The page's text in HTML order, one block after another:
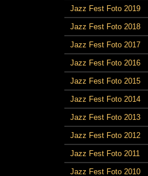
Jazz Fest Foto 2019
Jazz Fest Foto 2018
Jazz Fest Foto 2017
Jazz Fest Foto 2016
Jazz Fest Foto 2015
Jazz Fest Foto 2014
Jazz Fest Foto 2013
Jazz Fest Foto 2012
Jazz Fest Foto 2011
Jazz Fest Foto 2010